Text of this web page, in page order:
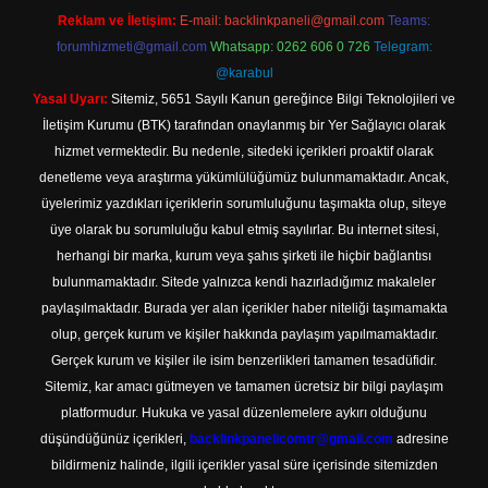
Reklam ve İletişim: E-mail: backlinkpaneli@gmail.com Teams:
forumhizmeti@gmail.com Whatsapp: 0262 606 0 726 Telegram:
@karabul
Yasal Uyarı: Sitemiz, 5651 Sayılı Kanun gereğince Bilgi Teknolojileri ve
İletişim Kurumu (BTK) tarafından onaylanmış bir Yer Sağlayıcı olarak
hizmet vermektedir. Bu nedenle, sitedeki içerikleri proaktif olarak
denetleme veya araştırma yükümlülüğümüz bulunmamaktadır. Ancak,
üyelerimiz yazdıkları içeriklerin sorumluluğunu taşımakta olup, siteye
üye olarak bu sorumluluğu kabul etmiş sayılırlar. Bu internet sitesi,
herhangi bir marka, kurum veya şahıs şirketi ile hiçbir bağlantısı
bulunmamaktadır. Sitede yalnızca kendi hazırladığımız makaleler
paylaşılmaktadır. Burada yer alan içerikler haber niteliği taşımamakta
olup, gerçek kurum ve kişiler hakkında paylaşım yapılmamaktadır.
Gerçek kurum ve kişiler ile isim benzerlikleri tamamen tesadüfidir.
Sitemiz, kar amacı gütmeyen ve tamamen ücretsiz bir bilgi paylaşım
platformudur. Hukuka ve yasal düzenlemelere aykırı olduğunu
düşündüğünüz içerikleri, backlinkpanelicomtr@gmail.com adresine
bildirmeniz halinde, ilgili içerikler yasal süre içerisinde sitemizden